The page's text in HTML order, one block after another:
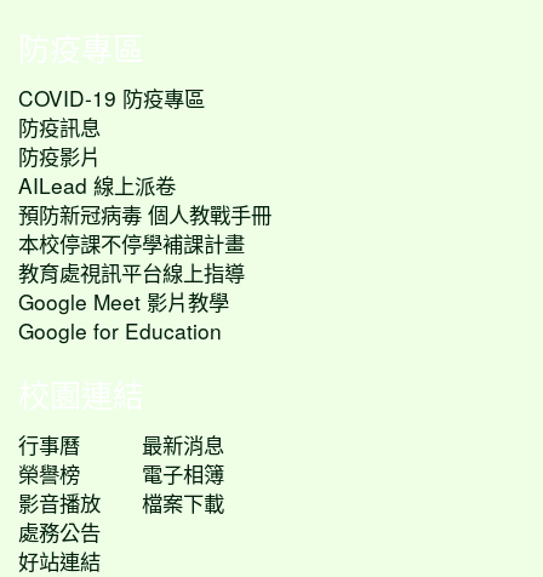
防疫專區
COVID-19 防疫專區
防疫訊息
防疫影片
AILead 線上派卷
預防新冠病毒 個人教戰手冊
本校停課不停學補課計畫
教育處視訊平台線上指導
Google Meet 影片教學
Google for Education
校園連結
行事曆
最新消息
榮譽榜
電子相簿
影音播放
檔案下載
處務公告
好站連結